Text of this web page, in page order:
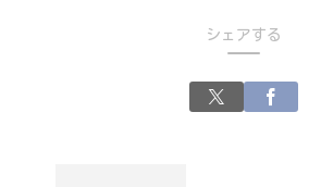
シェアする